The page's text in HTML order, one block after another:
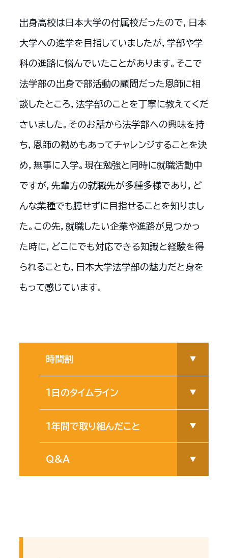
出身高校は日本大学の付属校だったので，日本
大学への進学を目指していましたが，学部や学
科の進路に悩んでいたことがあります。そこで
法学部の出身で部活動の顧問だった恩師に相
談したところ，法学部のことを丁寧に教えてくだ
さいました。そのお話から法学部への興味を持
ち，恩師の勧めもあってチャレンジすることを決
め，無事に入学。現在勉強と同時に就職活動中
ですが，先輩方の就職先が多種多様であり，ど
んな業種でも臆せずに目指せることを知りまし
た。この先，就職したい企業や進路が見つかっ
た時に，どこにでも対応できる知識と経験を得
られることも，日本大学法学部の魅力だと身を
もって感じています。
時間割
1日のタイムライン
1年間で取り組んだこと
Q&A